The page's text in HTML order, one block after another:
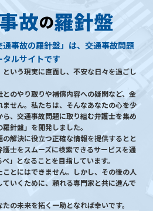
事故の羅針盤」は、交通事故問題
ルサイトです
いう現実に直面し、不安な日々を過ごし
のやり取りや補償内容への疑問など、金
せん。私たちは、そんなあなたの心を少
、交通事故問題に取り組む弁護士を集め
針盤」を開発しました。
解決に役立つ正確な情報を提供するとと
士をスムーズに検索できるサービスを通
」となることを目指しています。
ことにはできません。しかし、その後の人
いくために、頼れる専門家と共に進んで
の未来を拓く一助となれば幸いです。